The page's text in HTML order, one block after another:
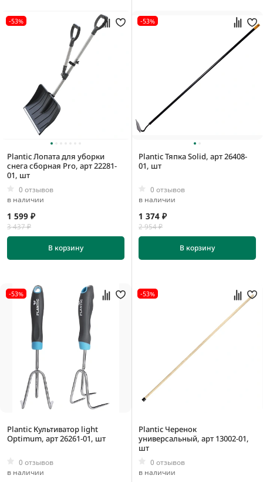
-53%
Plantic Лопата для уборки
снега сборная Pro, арт 22281-
01, шт
0 отзывов
в наличии
1 599 ₽
3 437 ₽
В корзину
-53%
Plantic Тяпка Solid, арт 26408-
01, шт
0 отзывов
в наличии
1 374 ₽
2 954 ₽
В корзину
-53%
Plantic Культиватор light
Optimum, арт 26261-01, шт
0 отзывов
в наличии
-53%
Plantic Черенок
универсальный, арт 13002-01,
шт
0 отзывов
в наличии